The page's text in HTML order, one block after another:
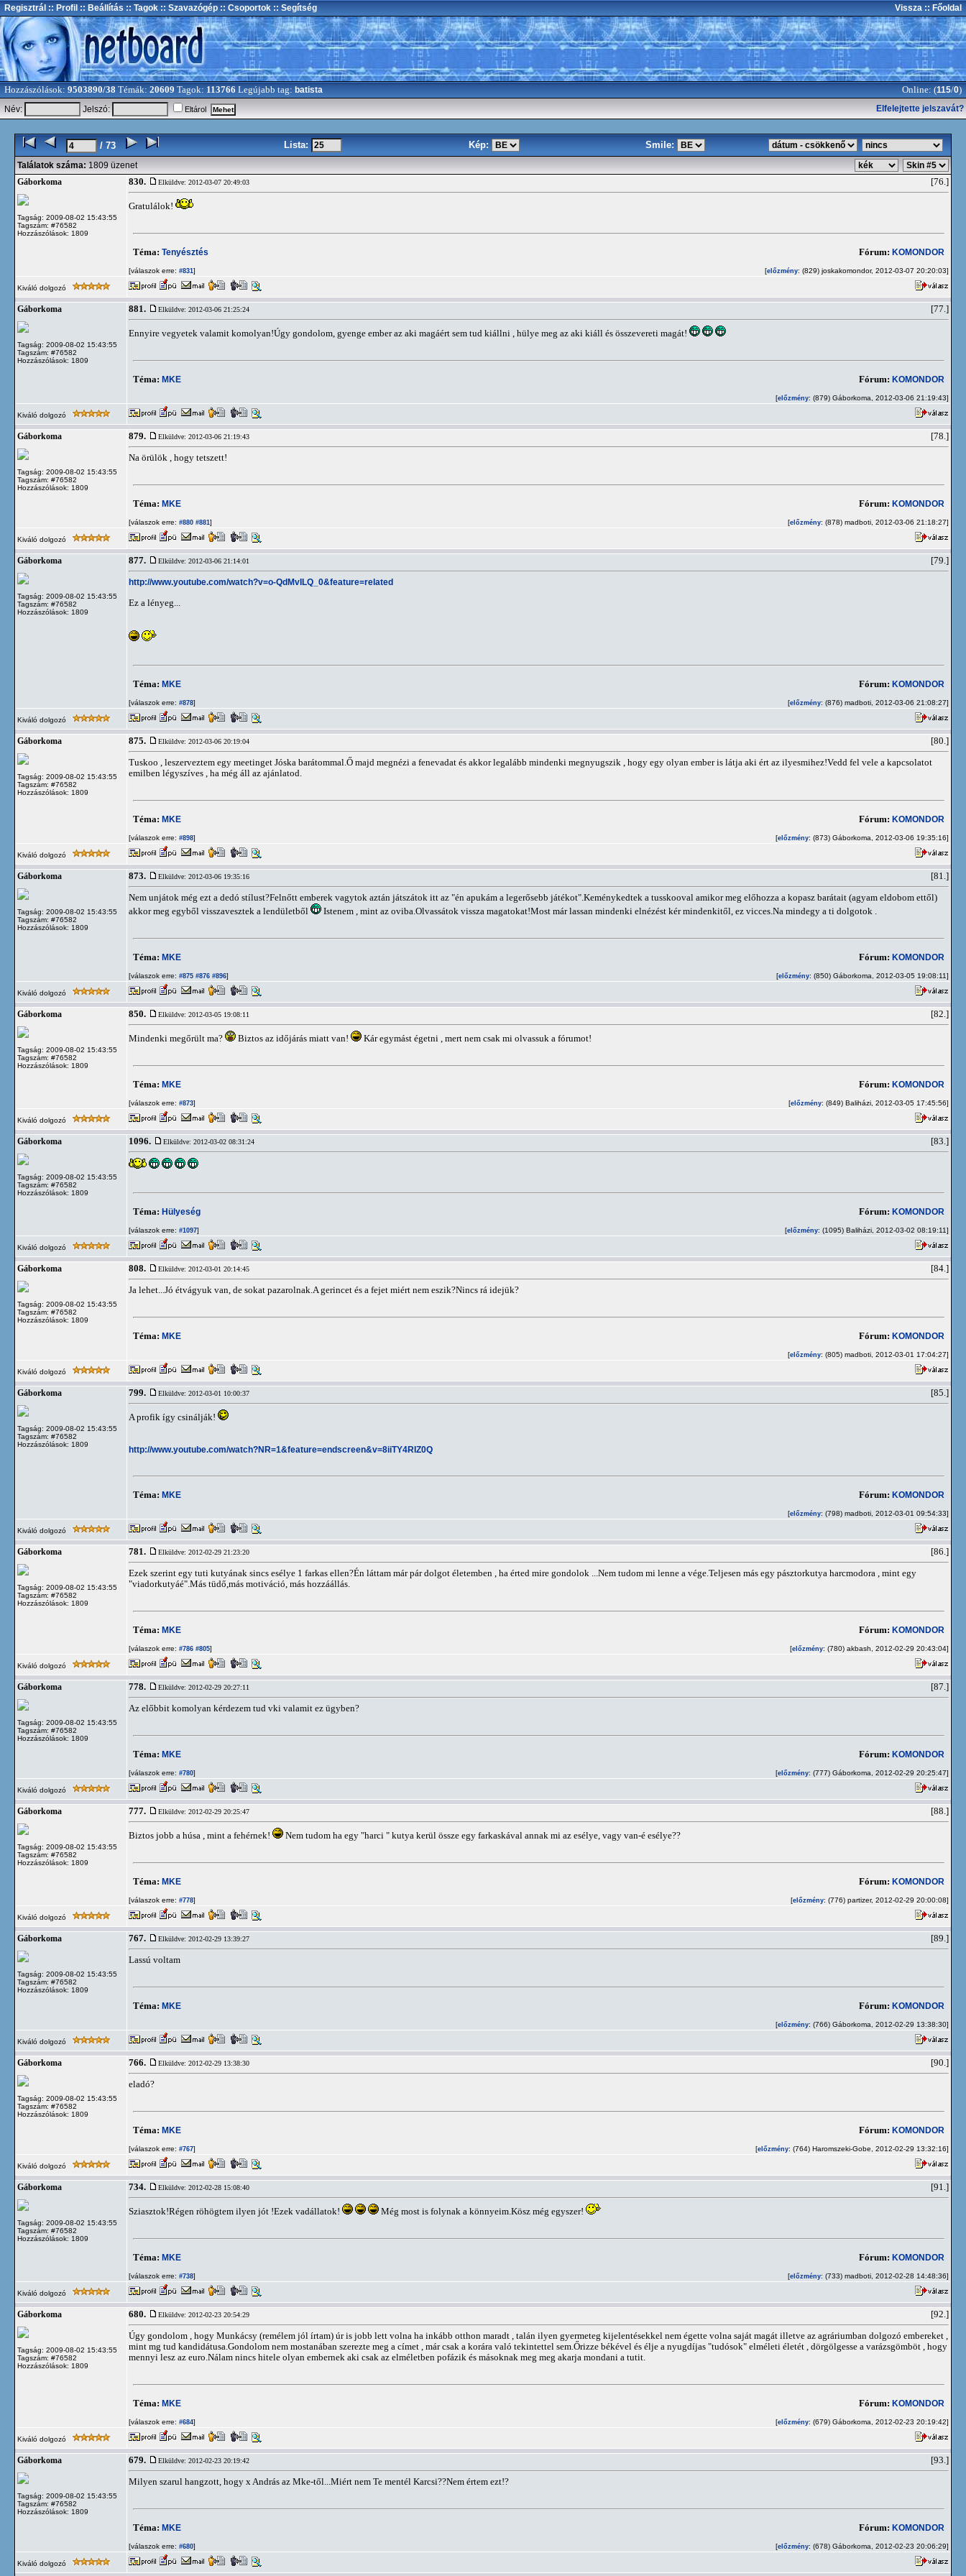
Regisztrál :: Profil :: Beállítás :: Tagok :: Szavazógép :: Csoportok :: Segítség Vissza :: Főoldal
Hozzászólások: 9503890/38 Témák: 20609 Tagok: 113766 Legújabb tag: batista Online: (115/0)
Név: Jelszó: Eltárol Elfelejtette jelszavát?
/ 73 Lista: Kép: Smile:
Találatok száma: 1809 üzenet
Gáborkoma
Tagság: 2009-08-02 15:43:55
Tagszám: #76582
Hozzászólások: 1809
830. Elküldve: 2012-03-07 20:49:03 [76.]
Gratulálok!
Téma: Tenyésztés Fórum: KOMONDOR
[válaszok erre: #831] [előzmény: (829) joskakomondor, 2012-03-07 20:20:03]
Kiváló dolgozó
Gáborkoma
Tagság: 2009-08-02 15:43:55
Tagszám: #76582
Hozzászólások: 1809
881. Elküldve: 2012-03-06 21:25:24 [77.]
Ennyire vegyetek valamit komolyan!Úgy gondolom, gyenge ember az aki magáért sem tud kiállni , hülye meg az aki kiáll és összevereti magát!
Téma: MKE Fórum: KOMONDOR
[előzmény: (879) Gáborkoma, 2012-03-06 21:19:43]
Kiváló dolgozó
Gáborkoma
Tagság: 2009-08-02 15:43:55
Tagszám: #76582
Hozzászólások: 1809
879. Elküldve: 2012-03-06 21:19:43 [78.]
Na örülök , hogy tetszett!
Téma: MKE Fórum: KOMONDOR
[válaszok erre: #880 #881] [előzmény: (878) madboti, 2012-03-06 21:18:27]
Kiváló dolgozó
Gáborkoma
Tagság: 2009-08-02 15:43:55
Tagszám: #76582
Hozzászólások: 1809
877. Elküldve: 2012-03-06 21:14:01 [79.]
http://www.youtube.com/watch?v=o-QdMvILQ_0&feature=related
Ez a lényeg...
Téma: MKE Fórum: KOMONDOR
[válaszok erre: #878] [előzmény: (876) madboti, 2012-03-06 21:08:27]
Kiváló dolgozó
Gáborkoma
Tagság: 2009-08-02 15:43:55
Tagszám: #76582
Hozzászólások: 1809
875. Elküldve: 2012-03-06 20:19:04 [80.]
Tuskoo , leszerveztem egy meetinget Jóska barátommal.Ő majd megnézi a fenevadat és akkor legalább mindenki megnyugszik , hogy egy olyan ember is látja aki ért az ilyesmihez!Vedd fel vele a kapcsolatot
emilben légyszíves , ha még áll az ajánlatod.
Téma: MKE Fórum: KOMONDOR
[válaszok erre: #898] [előzmény: (873) Gáborkoma, 2012-03-06 19:35:16]
Kiváló dolgozó
Gáborkoma
Tagság: 2009-08-02 15:43:55
Tagszám: #76582
Hozzászólások: 1809
873. Elküldve: 2012-03-06 19:35:16 [81.]
Nem unjátok még ezt a dedó stílust?Felnőtt emberek vagytok aztán játszátok itt az "én apukám a legerősebb játékot".Keménykedtek a tusskooval amikor meg előhozza a kopasz barátait (agyam eldobom ettől)
akkor meg egyből visszavesztek a lendületből
Istenem , mint az oviba.Olvassátok vissza magatokat!Most már lassan mindenki elnézést kér mindenkitől, ez vicces.Na mindegy a ti dolgotok .
Téma: MKE Fórum: KOMONDOR
[válaszok erre: #875 #876 #896] [előzmény: (850) Gáborkoma, 2012-03-05 19:08:11]
Kiváló dolgozó
Gáborkoma
Tagság: 2009-08-02 15:43:55
Tagszám: #76582
Hozzászólások: 1809
850. Elküldve: 2012-03-05 19:08:11 [82.]
Mindenki megőrült ma? Biztos az időjárás miatt van! Kár egymást égetni , mert nem csak mi olvassuk a fórumot!
Téma: MKE Fórum: KOMONDOR
[válaszok erre: #873] [előzmény: (849) Baliházi, 2012-03-05 17:45:56]
Kiváló dolgozó
Gáborkoma
Tagság: 2009-08-02 15:43:55
Tagszám: #76582
Hozzászólások: 1809
1096. Elküldve: 2012-03-02 08:31:24 [83.]
Téma: Hülyeség Fórum: KOMONDOR
[válaszok erre: #1097] [előzmény: (1095) Baliházi, 2012-03-02 08:19:11]
Kiváló dolgozó
Gáborkoma
Tagság: 2009-08-02 15:43:55
Tagszám: #76582
Hozzászólások: 1809
808. Elküldve: 2012-03-01 20:14:45 [84.]
Ja lehet...Jó étvágyuk van, de sokat pazarolnak.A gerincet és a fejet miért nem eszik?Nincs rá idejük?
Téma: MKE Fórum: KOMONDOR
[előzmény: (805) madboti, 2012-03-01 17:04:27]
Kiváló dolgozó
Gáborkoma
Tagság: 2009-08-02 15:43:55
Tagszám: #76582
Hozzászólások: 1809
799. Elküldve: 2012-03-01 10:00:37 [85.]
A profik így csinálják!
http://www.youtube.com/watch?NR=1&feature=endscreen&v=8iiTY4RIZ0Q
Téma: MKE Fórum: KOMONDOR
[előzmény: (798) madboti, 2012-03-01 09:54:33]
Kiváló dolgozó
Gáborkoma
Tagság: 2009-08-02 15:43:55
Tagszám: #76582
Hozzászólások: 1809
781. Elküldve: 2012-02-29 21:23:20 [86.]
Ezek szerint egy tuti kutyának sincs esélye 1 farkas ellen?Én láttam már pár dolgot életemben , ha érted mire gondolok ...Nem tudom mi lenne a vége.Teljesen más egy pásztorkutya harcmodora , mint egy
"viadorkutyáé".Más tüdő,más motiváció, más hozzáállás.
Téma: MKE Fórum: KOMONDOR
[válaszok erre: #786 #805] [előzmény: (780) akbash, 2012-02-29 20:43:04]
Kiváló dolgozó
Gáborkoma
Tagság: 2009-08-02 15:43:55
Tagszám: #76582
Hozzászólások: 1809
778. Elküldve: 2012-02-29 20:27:11 [87.]
Az előbbit komolyan kérdezem tud vki valamit ez ügyben?
Téma: MKE Fórum: KOMONDOR
[válaszok erre: #780] [előzmény: (777) Gáborkoma, 2012-02-29 20:25:47]
Kiváló dolgozó
Gáborkoma
Tagság: 2009-08-02 15:43:55
Tagszám: #76582
Hozzászólások: 1809
777. Elküldve: 2012-02-29 20:25:47 [88.]
Biztos jobb a húsa , mint a fehérnek! Nem tudom ha egy "harci " kutya kerül össze egy farkaskával annak mi az esélye, vagy van-é esélye??
Téma: MKE Fórum: KOMONDOR
[válaszok erre: #778] [előzmény: (776) partizer, 2012-02-29 20:00:08]
Kiváló dolgozó
Gáborkoma
Tagság: 2009-08-02 15:43:55
Tagszám: #76582
Hozzászólások: 1809
767. Elküldve: 2012-02-29 13:39:27 [89.]
Lassú voltam
Téma: MKE Fórum: KOMONDOR
[előzmény: (766) Gáborkoma, 2012-02-29 13:38:30]
Kiváló dolgozó
Gáborkoma
Tagság: 2009-08-02 15:43:55
Tagszám: #76582
Hozzászólások: 1809
766. Elküldve: 2012-02-29 13:38:30 [90.]
eladó?
Téma: MKE Fórum: KOMONDOR
[válaszok erre: #767] [előzmény: (764) Haromszeki-Gobe, 2012-02-29 13:32:16]
Kiváló dolgozó
Gáborkoma
Tagság: 2009-08-02 15:43:55
Tagszám: #76582
Hozzászólások: 1809
734. Elküldve: 2012-02-28 15:08:40 [91.]
Sziasztok!Régen röhögtem ilyen jót !Ezek vadállatok! Még most is folynak a könnyeim.Kösz még egyszer!
Téma: MKE Fórum: KOMONDOR
[válaszok erre: #738] [előzmény: (733) madboti, 2012-02-28 14:48:36]
Kiváló dolgozó
Gáborkoma
Tagság: 2009-08-02 15:43:55
Tagszám: #76582
Hozzászólások: 1809
680. Elküldve: 2012-02-23 20:54:29 [92.]
Úgy gondolom , hogy Munkácsy (remélem jól írtam) úr is jobb lett volna ha inkább otthon maradt , talán ilyen gyermeteg kijelentésekkel nem égette volna saját magát illetve az agráriumban dolgozó embereket ,
mint mg tud kandidátusa.Gondolom nem mostanában szerezte meg a címet , már csak a korára való tekintettel sem.Őrizze békével és élje a nyugdíjas "tudósok" elméleti életét , dörgölgesse a varázsgömböt , hogy
mennyi lesz az euro.Nálam nincs hitele olyan embernek aki csak az elméletben pofázik és másoknak meg meg akarja mondani a tutit.
Téma: MKE Fórum: KOMONDOR
[válaszok erre: #684] [előzmény: (679) Gáborkoma, 2012-02-23 20:19:42]
Kiváló dolgozó
Gáborkoma
Tagság: 2009-08-02 15:43:55
Tagszám: #76582
Hozzászólások: 1809
679. Elküldve: 2012-02-23 20:19:42 [93.]
Milyen szarul hangzott, hogy x András az Mke-től...Miért nem Te mentél Karcsi??Nem értem ezt!?
Téma: MKE Fórum: KOMONDOR
[válaszok erre: #680] [előzmény: (678) Gáborkoma, 2012-02-23 20:06:29]
Kiváló dolgozó